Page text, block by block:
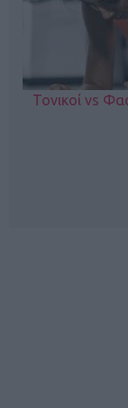
Τονικοί vs